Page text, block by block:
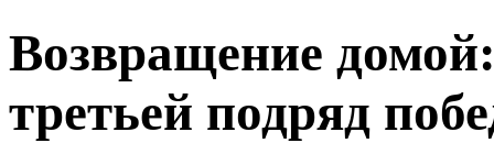
Возвращение
третьей подряд